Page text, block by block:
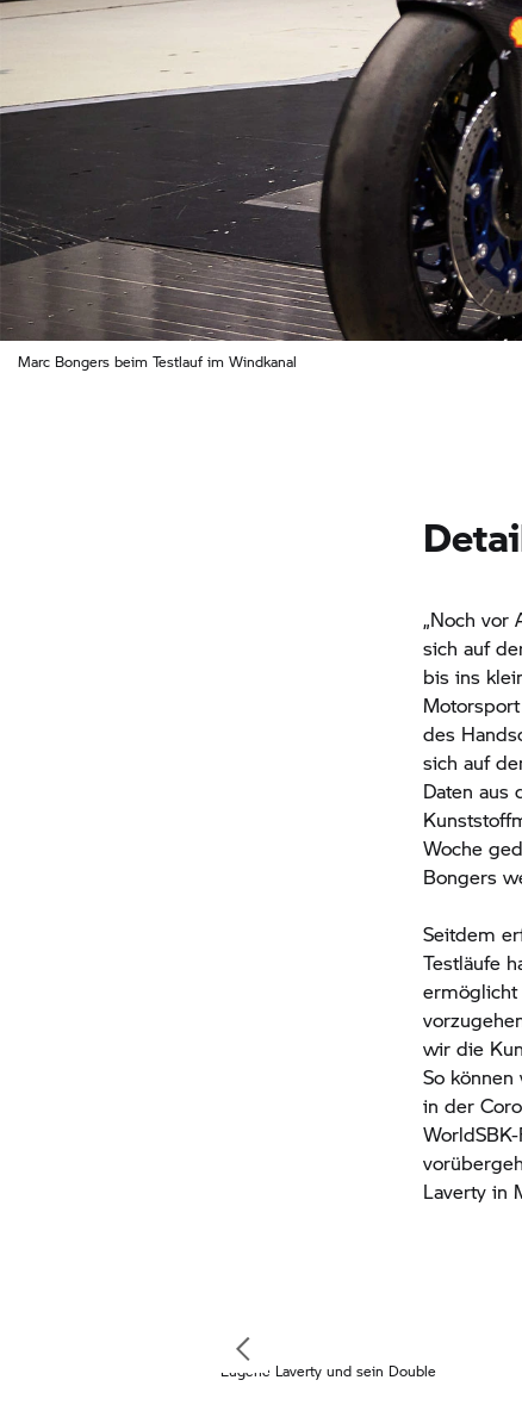
Marc Bongers beim Testlauf im Windkanal
„Noch vor
sich auf
bis ins
des
sich auf
Daten aus
Woche
Bongers
Seitdem
Testläufe
ermöglicht
wir die
So
in der
Laverty in
Eugene Laverty und sein Double